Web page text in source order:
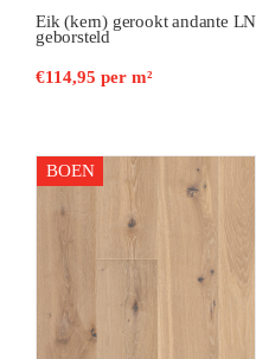
Eik (kern) gerookt andante LN
geborsteld
€114,95 per m²
BOEN